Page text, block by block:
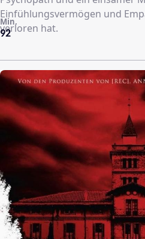
Einfühlungsvermögen und
verloren hat.
92
Min.